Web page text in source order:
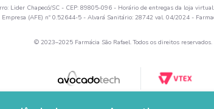
Lider Chapecó/SC - CEP: 89805-096 - Horário de entregas da loja
(AFE) nº 0.52644-5 - Alvará Sanitário: 28742 val. 04/2024 -
© 2023–2025 Farmácia São Rafael. Todos os direitos reservados.